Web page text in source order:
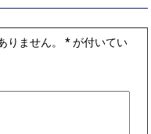
りません。 *が付いてい